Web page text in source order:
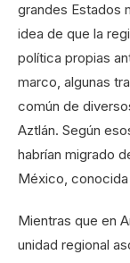
grandes Estados
idea de que la
política propias
marco, algunas
común de
Aztlán. Según
habrían migrado
México, conocida
Mientras que en
unidad regional